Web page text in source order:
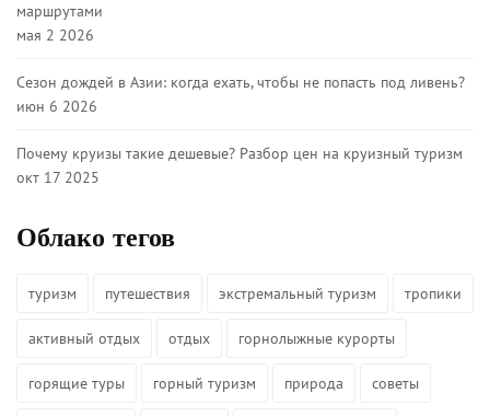
маршрутами
мая 2 2026
Сезон дождей в Азии: когда ехать, чтобы не попасть под ливень?
июн 6 2026
Почему круизы такие дешевые? Разбор цен на круизный туризм
окт 17 2025
Облако тегов
туризм путешествия экстремальный туризм тропики
активный отдых отдых горнолыжные курорты
горящие туры горный туризм природа советы